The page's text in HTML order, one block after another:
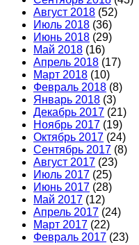
Август 2018 (52)
Июль 2018 (36)
Июнь 2018 (29)
Май 2018 (16)
Апрель 2018 (17)
Март 2018 (10)
Февраль 2018 (8)
Январь 2018 (3)
Декабрь 2017 (21)
Ноябрь 2017 (19)
Октябрь 2017 (24)
Сентябрь 2017 (8)
Август 2017 (23)
Июль 2017 (25)
Июнь 2017 (28)
Май 2017 (12)
Апрель 2017 (24)
Март 2017 (22)
Февраль 2017 (23)